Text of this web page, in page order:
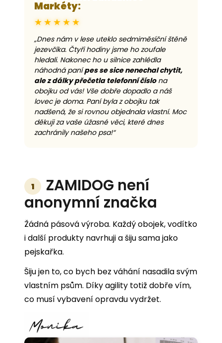
Markéty:
★★★★★
„Dnes nám v lese uteklo sedmiměsíční štěně
jezevčíka. Čtyři hodiny jsme ho zoufale
hledali. Nakonec ho u silnice zahlédla
náhodná panípes se sice nenechal chytit,
ale z dálky přečetla telefonní číslona
obojku od vás! Vše dobře dopadlo a náš
lovec je doma. Paní byla z obojku tak
nadšená, že si rovnou objednala vlastní. Moc
děkuji za vaše úžasné věci, které dnes
zachránily našeho psa!“
1
ZAMIDOG není
anonymní značka
Žádná pásová výroba. Každý obojek, vodítko
i další produkty navrhuji a šiju sama jako
pejskařka.
Šiju jen to, co bych bez váhání nasadila svým
vlastním psům. Díky agility totiž dobře vím,
co musí vybavení opravdu vydržet.